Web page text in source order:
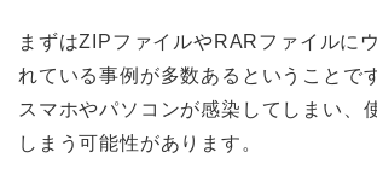
まずはZIPファイルやRARファイルに
れている事例が多数あるということで
スマホやパソコンが感染してしまい、
しまう可能性があります。